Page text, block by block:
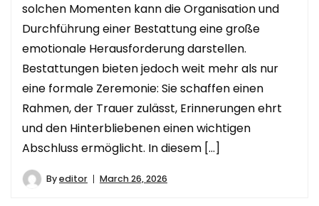
solchen Momenten kann die Organisation und
Durchführung einer Bestattung eine große
emotionale Herausforderung darstellen.
Bestattungen bieten jedoch weit mehr als nur
eine formale Zeremonie: Sie schaffen einen
Rahmen, der Trauer zulässt, Erinnerungen ehrt
und den Hinterbliebenen einen wichtigen
Abschluss ermöglicht. In diesem […]
Byeditor March 26, 2026